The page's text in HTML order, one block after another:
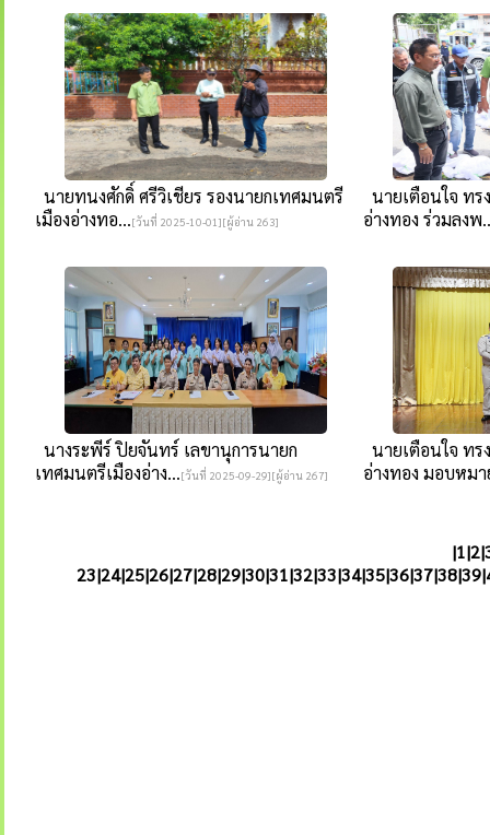
นายทนงศักดิ์ ศรีวิเชียร รองนายกเทศมนตรี
เมืองอ่างทอ...[วันที่ 2025-10-01][ผู้อ่าน 263]
นายเตือนใจ ทร
อ่างทอง ร่วมลงพ
นางระพีร์ ปิยจันทร์ เลขานุการนายก
เทศมนตรีเมืองอ่าง...[วันที่ 2025-09-29][ผู้อ่าน 267]
นายเตือนใจ ทร
อ่างทอง มอบหมา
|1|2|
23|24|25|26|27|28|29|30|31|32|33|34|35|36|37|38|39|